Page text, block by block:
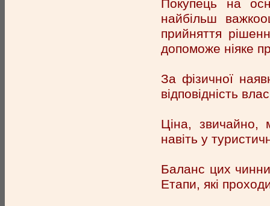
Покупець на
найбільш
прийняття
допоможе ніяке
За фізичної
відповідність
Ціна,
навіть у
Баланс цих
Етапи, які